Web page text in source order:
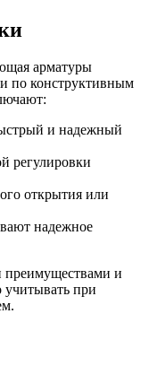
арматуры
по конструктивным
и надежный
регулировки
открытия или
надежное
преимуществами и
учитывать при